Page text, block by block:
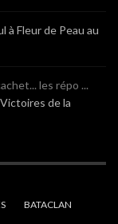
à Fleur de Peau au
les répo ...
de la
BATACLAN